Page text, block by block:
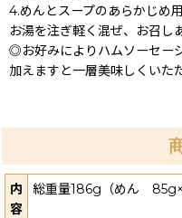
4.めんとスープのあらかじめ
お湯を注ぎ軽く混ぜ、お召し
◎お好みによりハムソーセー
加えますと一層美味しくいた
内
容
総重量186g（めん